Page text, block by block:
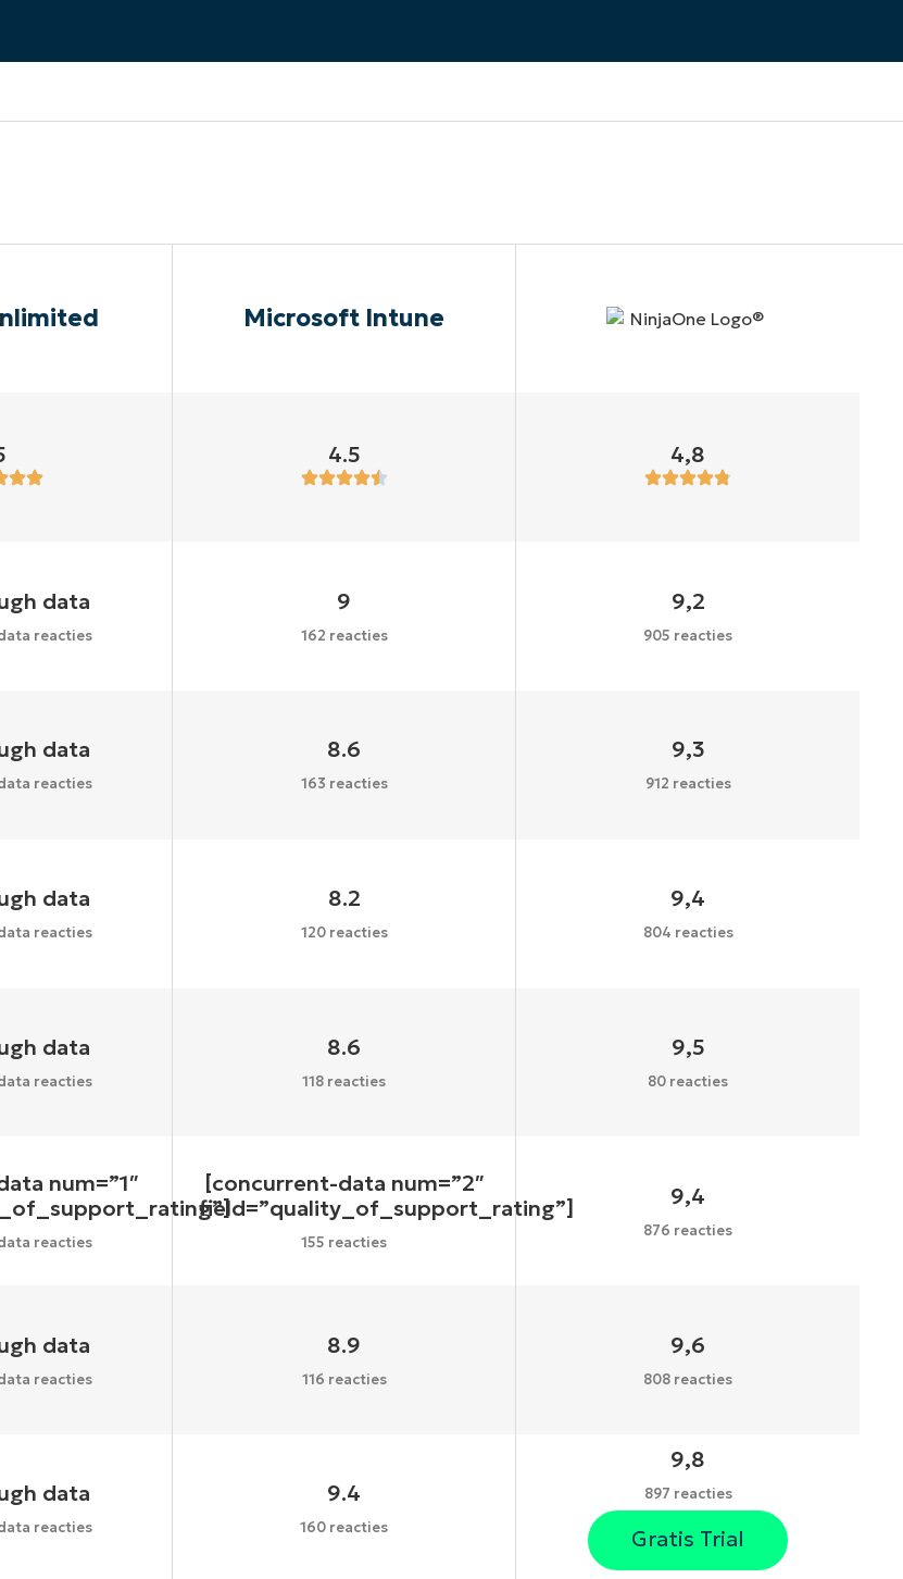
Microsoft Intune
4.5 4,8
data
reacties
9
162 reacties
9,2
905 reacties
data
reacties
8.6
163 reacties
9,3
912 reacties
data
reacties
8.2
120 reacties
9,4
804 reacties
data
reacties
8.6
118 reacties
9,5
80 reacties
num=”1″
reacties
[concurrent-data num=”2″
field=”quality_of_support_rating”]
155 reacties
9,4
876 reacties
data
reacties
8.9
116 reacties
9,6
808 reacties
data
reacties
9.4
160 reacties
9,8
897 reacties
Gratis Trial